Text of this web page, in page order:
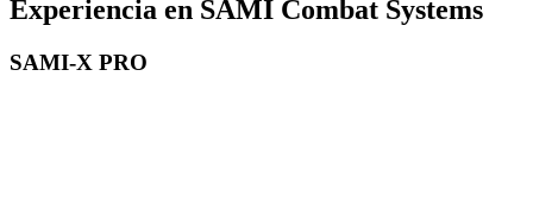
Experiencia en SAMI Combat Systems
SAMI-X PRO